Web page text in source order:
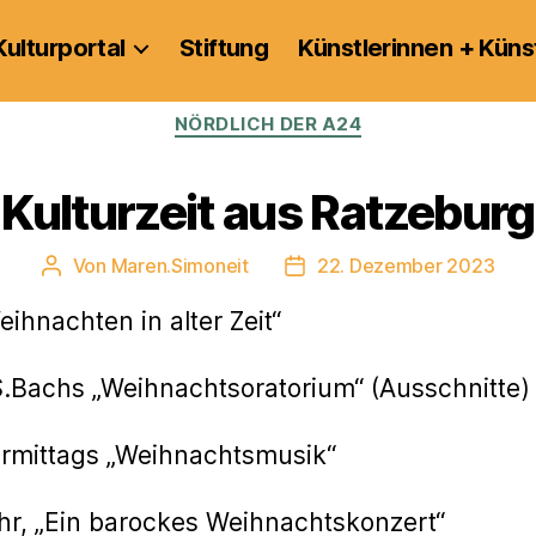
Stiftung Künstlerinnen +
Kategorien
NÖRDLICH DER A24
Kulturzeit aus Ratzeburg
Beitragsautor
Von Maren.Simoneit Veröffentlichungsdatum
22. Dezember 2023
in alter Zeit“
„Weihnachtsoratorium“ (Ausschnitte)
„Weihnachtsmusik“
„Ein barockes Weihnachtskonzert“